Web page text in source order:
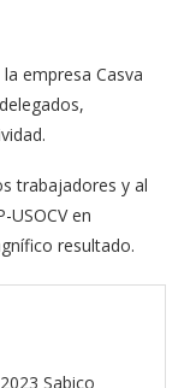
empresa Casva
trabajadores y al
USOCV en
resultado.
Sabico